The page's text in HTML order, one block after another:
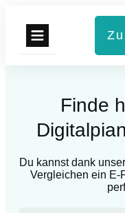
Keyboards
E-Pianos
Zubehör
Finde
Du kannst dank
Vergleichen ein E-